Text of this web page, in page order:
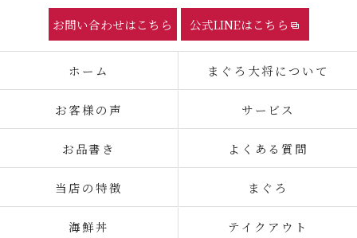
お問い合わせはこちら 公式LINEはこちら
ホーム まぐろ大将について
お客様の声 サービス
お品書き よくある質問
当店の特徴 まぐろ
海鮮丼 テイクアウト